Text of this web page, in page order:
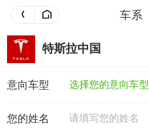
车系
特斯拉中国
意向车型 选择您的意向车型
您的姓名